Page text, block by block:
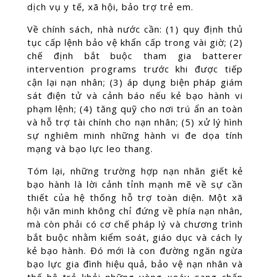
dịch vụ y tế, xã hội, bảo trợ trẻ em.
Về chính sách, nhà nước cần: (1) quy định thủ
tục cấp lệnh bảo vệ khẩn cấp trong vài giờ; (2)
chế định bắt buộc tham gia batterer
intervention programs trước khi được tiếp
cận lại nạn nhân; (3) áp dụng biện pháp giám
sát điện tử và cảnh báo nếu kẻ bạo hành vi
phạm lệnh; (4) tăng quỹ cho nơi trú ẩn an toàn
và hỗ trợ tài chính cho nạn nhân; (5) xử lý hình
sự nghiêm minh những hành vi đe dọa tính
mạng và bạo lực leo thang.
Tóm lại, những trường hợp nạn nhân giết kẻ
bạo hành là lời cảnh tỉnh mạnh mẽ về sự cần
thiết của hệ thống hỗ trợ toàn diện. Một xã
hội văn minh không chỉ đứng về phía nạn nhân,
mà còn phải có cơ chế pháp lý và chương trình
bắt buộc nhằm kiểm soát, giáo dục và cách ly
kẻ bạo hành. Đó mới là con đường ngăn ngừa
bạo lực gia đình hiệu quả, bảo vệ nạn nhân và